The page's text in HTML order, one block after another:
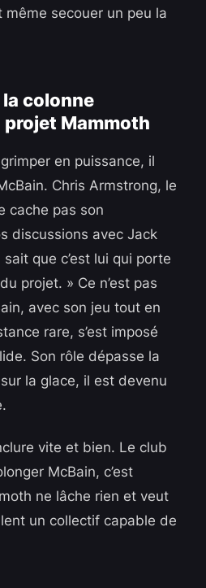
secouer un peu la
colonne
Mammoth
en puissance, il
Chris Armstrong, le
cache pas son
discussions avec Jack
que c’est lui qui porte
projet. » Ce n’est pas
avec son jeu tout en
rare, s’est imposé
Son rôle dépasse la
la glace, il est devenu
vite et bien. Le club
McBain, c’est
ne lâche rien et veut
un collectif capable de